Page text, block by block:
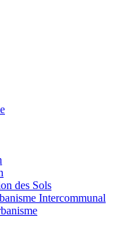
des Sols
Intercommunal